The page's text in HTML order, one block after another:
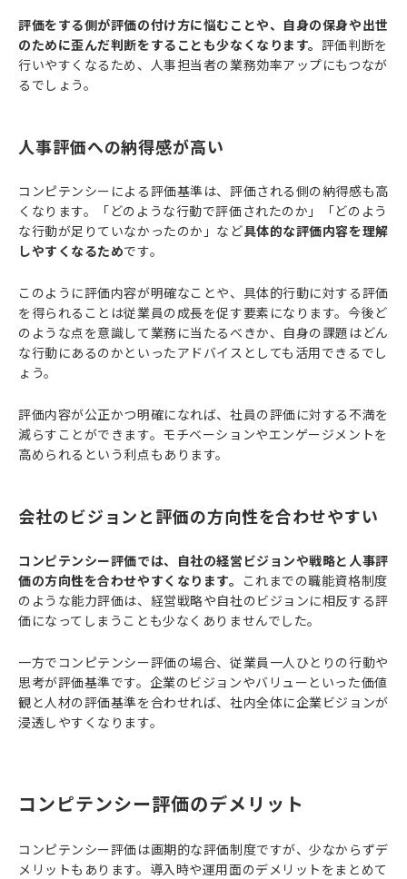
評価をする側が評価の付け方に悩むことや、自身の保身や出世
のために歪んだ判断をすることも少なくなります。 評価判断を
行いやすくなるため、人事担当者の業務効率アップにもつなが
るでしょう。
人事評価への納得感が高い
コンピテンシーによる評価基準は、評価される側の納得感も高
くなります。「どのような行動で評価されたのか」「どのよう
な行動が足りていなかったのか」など具体的な評価内容を理解
しやすくなるためです。
このように評価内容が明確なことや、具体的行動に対する評価
を得られることは従業員の成長を促す要素になります。今後ど
のような点を意識して業務に当たるべきか、自身の課題はどん
な行動にあるのかといったアドバイスとしても活用できるでし
ょう。
評価内容が公正かつ明確になれば、社員の評価に対する不満を
減らすことができます。モチベーションやエンゲージメントを
高められるという利点もあります。
会社のビジョンと評価の方向性を合わせやすい
コンピテンシー評価では、自社の経営ビジョンや戦略と人事評
価の方向性を合わせやすくなります。 これまでの職能資格制度
のような能力評価は、経営戦略や自社のビジョンに相反する評
価になってしまうことも少なくありませんでした。
一方でコンピテンシー評価の場合、従業員一人ひとりの行動や
思考が評価基準です。企業のビジョンやバリューといった価値
観と人材の評価基準を合わせれば、社内全体に企業ビジョンが
浸透しやすくなります。
コンピテンシー評価のデメリット
コンピテンシー評価は画期的な評価制度ですが、少なからずデ
メリットもあります。導入時や運用面のデメリットをまとめて